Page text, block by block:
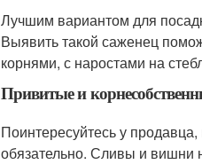
Лучшим вариантом для
Выявить такой саженец
корнями, с наростами на
Привитые и
Поинтересуйтесь у
обязательно. Сливы и вишни